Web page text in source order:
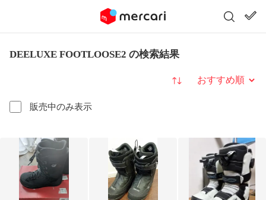
DEELUXE FOOTLOOSE2 の検索結果
販売中のみ表示
並び替え